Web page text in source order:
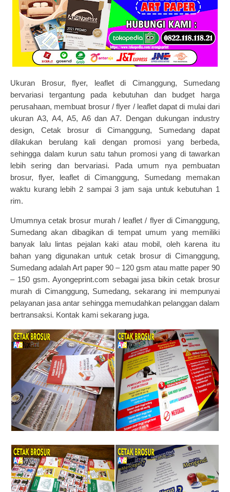
Ukuran Brosur, flyer, leaflet di Cimanggung, Sumedang
bervariasi tergantung pada kebutuhan dan budget harga
perusahaan, membuat brosur / flyer / leaflet dapat di mulai dari
ukuran A3, A4, A5, A6 dan A7. Dengan dukungan industry
design, Cetak brosur di Cimanggung, Sumedang dapat
dilakukan berulang kali dengan promosi yang berbeda,
sehingga dalam kurun satu tahun promosi yang di tawarkan
lebih sering dan bervariasi. Pada umum nya pembuatan
brosur, flyer, leaflet di Cimanggung, Sumedang memakan
waktu kurang lebih 2 sampai 3 jam saja untuk kebutuhan 1
rim.
Umumnyacetak brosur murah/ leaflet / flyer di Cimanggung,
Sumedang akan dibagikan di tempat umum yang memiliki
banyak lalu lintas pejalan kaki atau mobil, oleh karena itu
bahan yang digunakan untuk cetak brosur di Cimanggung,
Sumedang adalah Art paper 90 – 120 gsm atau matte paper 90
– 150 gsm. Ayongeprint.com sebagai jasa bikin cetak brosur
murah di Cimanggung, Sumedang, sekarang ini mempunyai
pelayanan jasa antar sehingga memudahkan pelanggan dalam
bertransaksi. Kontak kami sekarang juga.